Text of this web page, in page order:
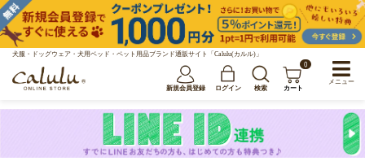
犬服・ドッグウェア・犬用ベッド・ペット用品ブランド通販サイト「Calulu(カルル)」
新規会員登録 ログイン 検索
0
カート
メニュー